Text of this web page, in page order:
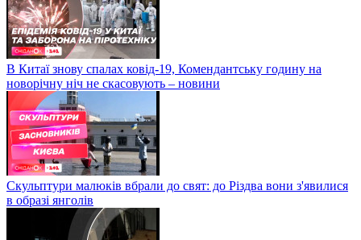
В Китаї знову спалах ковід-19, Комендантську годину на
новорічну ніч не скасовують – новини
Скульптури малюків вбрали до свят: до Різдва вони з'явилися
в образі янголів